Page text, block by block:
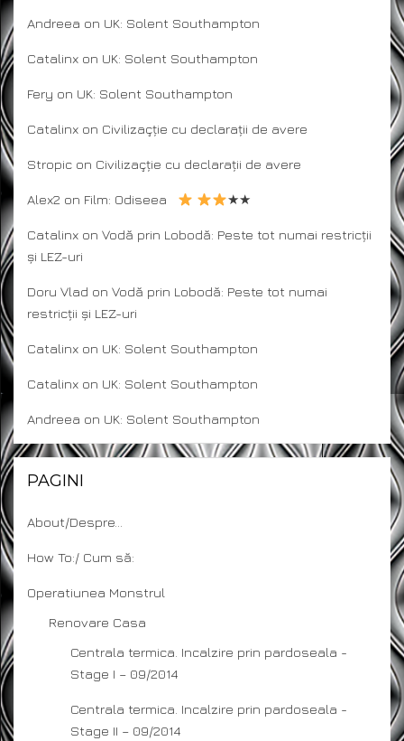
Andreea on UK: Solent Southampton
Catalinx on UK: Solent Southampton
Fery on UK: Solent Southampton
Catalinx on Civilizaçție cu declarații de avere
Stropic on Civilizaçție cu declarații de avere
Alex2 on Film: Odiseea ★★
Catalinx on Vodă prin Lobodă: Peste tot numai restricții
și LEZ-uri
Doru Vlad on Vodă prin Lobodă: Peste tot numai
restricții și LEZ-uri
Catalinx on UK: Solent Southampton
Catalinx on UK: Solent Southampton
Andreea on UK: Solent Southampton
PAGINI
About/Despre…
How To:/ Cum să:
Operatiunea Monstrul
Renovare Casa
Centrala termica. Incalzire prin pardoseala -
Stage I – 09/2014
Centrala termica. Incalzire prin pardoseala -
Stage II – 09/2014